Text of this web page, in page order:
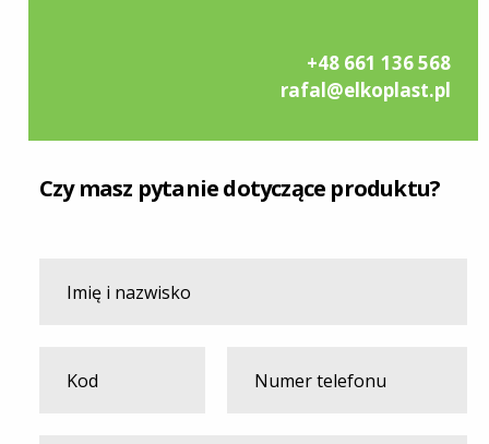
+48 661 136 568
rafal@elkoplast.pl
Czy masz pytanie dotyczące produktu?